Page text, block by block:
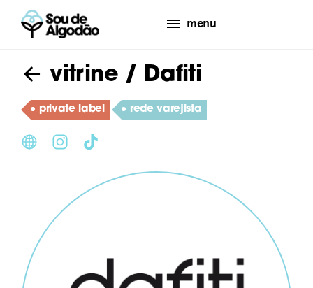
menu
vitrine/ Dafiti
private label rede varejista